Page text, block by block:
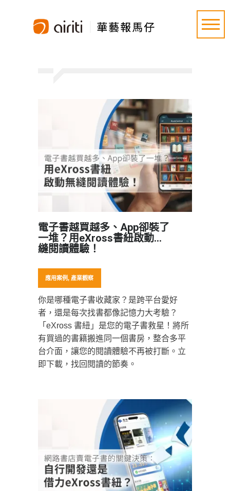
電子書越買越多、App卻裝了
一堆？用eXross書紐啟動無
縫閱讀體驗！
應用案例, 產業觀察
你是哪種電子書收藏家？是跨平台愛好
者，還是每次找書都像記憶力大考驗？
「eXross 書紐」是您的電子書救星！將所
有買過的書籍搬進同一個書房，整合多平
台介面，讓您的閱讀體驗不再被打斷。立
即下載，找回閱讀的節奏。